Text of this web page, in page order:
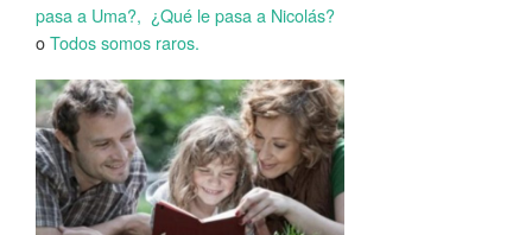
pasa a Uma?, ¿Qué le pasa a Nicolás?
oTodos somos raros.